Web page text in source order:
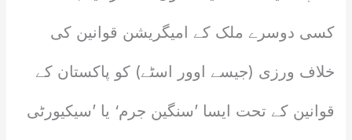
کسی دوسرے ملک کے امیگریشن قوانین کی
خلاف ورزی (جیسے اوور اسٹے) کو پاکستان کے
قوانین کے تحت ایسا ’سنگین جرم‘ یا ’سیکیورٹی